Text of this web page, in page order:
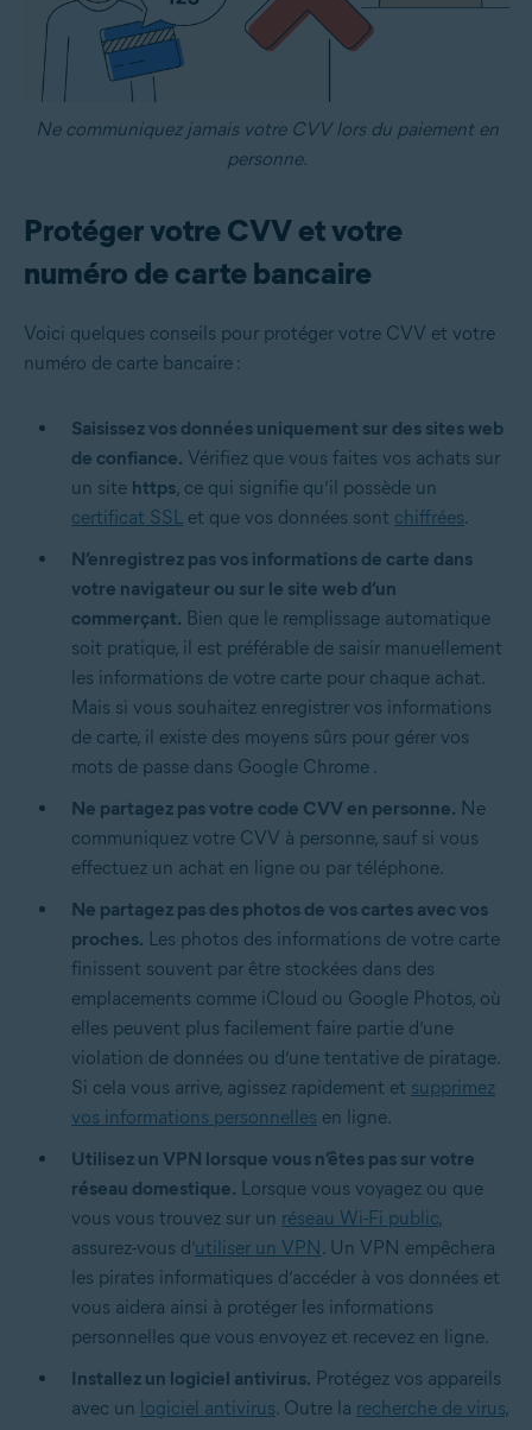
Ne communiquez jamais votre CVV lors du paiement en
personne.
Protéger votre CVV et votre
numéro de carte bancaire
Voici quelques conseils pour protéger votre CVV et votre
numéro de carte bancaire :
Saisissez vos données uniquement sur des sites web
de confiance. Vérifiez que vous faites vos achats sur
un site https, ce qui signifie qu’il possède un
certificat SSL et que vos données sont chiffrées.
N’enregistrez pas vos informations de carte dans
votre navigateur ou sur le site web d’un
commerçant. Bien que le remplissage automatique
soit pratique, il est préférable de saisir manuellement
les informations de votre carte pour chaque achat.
Mais si vous souhaitez enregistrer vos informations
de carte, il existe des moyens sûrs pour gérer vos
mots de passe dans Google Chrome .
Ne partagez pas votre code CVV en personne. Ne
communiquez votre CVV à personne, sauf si vous
effectuez un achat en ligne ou par téléphone.
Ne partagez pas des photos de vos cartes avec vos
proches. Les photos des informations de votre carte
finissent souvent par être stockées dans des
emplacements comme iCloud ou Google Photos, où
elles peuvent plus facilement faire partie d’une
violation de données ou d’une tentative de piratage.
Si cela vous arrive, agissez rapidement et supprimez
vos informations personnelles en ligne.
Utilisez un VPN lorsque vous n’êtes pas sur votre
réseau domestique. Lorsque vous voyagez ou que
vous vous trouvez sur un réseau Wi-Fi public,
assurez-vous d’utiliser un VPN . Un VPN empêchera
les pirates informatiques d’accéder à vos données et
vous aidera ainsi à protéger les informations
personnelles que vous envoyez et recevez en ligne.
Installez un logiciel antivirus. Protégez vos appareils
avec un logiciel antivirus. Outre la recherche de virus,